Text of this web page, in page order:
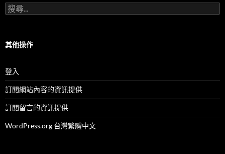
(按
搜
尋
字:
其他操作
登入
訂閱網站內容的資訊提供
訂閱留言的資訊提供
WordPress.org 台灣繁體中文